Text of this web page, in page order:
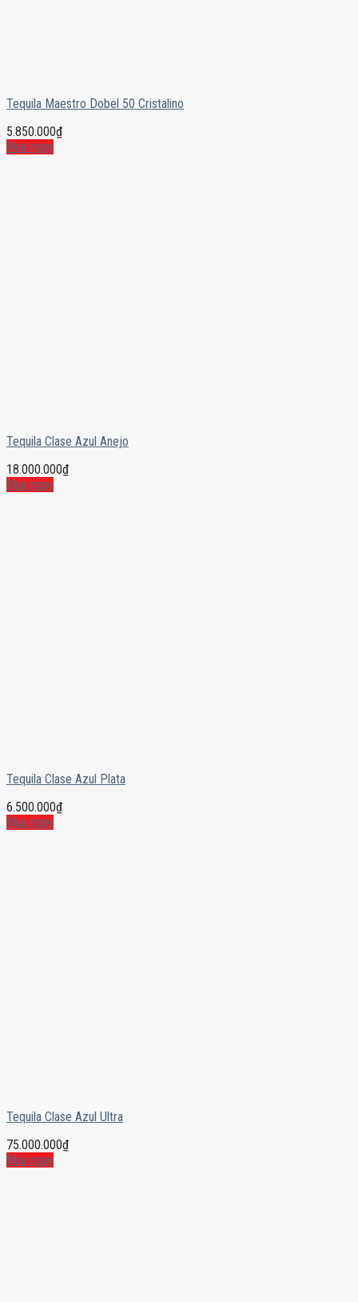
Tequila Maestro Dobel 50 Cristalino
5.850.000₫
Mua ngay
Tequila Clase Azul Anejo
18.000.000₫
Mua ngay
Tequila Clase Azul Plata
6.500.000₫
Mua ngay
Tequila Clase Azul Ultra
75.000.000₫
Mua ngay